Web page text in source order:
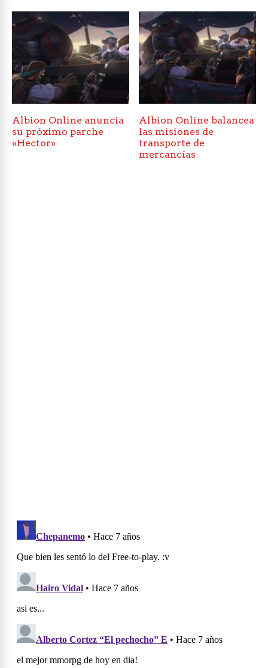
Albion Online anuncia
su próximo parche
«Hector»
Albion Online balancea
las misiones de
transporte de
mercancías